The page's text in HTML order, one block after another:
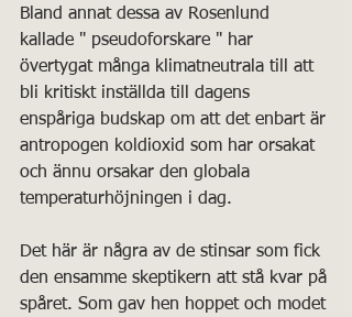
Bland annat dessa av Rosenlund
kallade " pseudoforskare " har
övertygat många klimatneutrala till att
bli kritiskt inställda till dagens
enspåriga budskap om att det enbart är
antropogen koldioxid som har orsakat
och ännu orsakar den globala
temperaturhöjningen i dag.
Det här är några av de stinsar som fick
den ensamme skeptikern att stå kvar på
spåret. Som gav hen hoppet och modet